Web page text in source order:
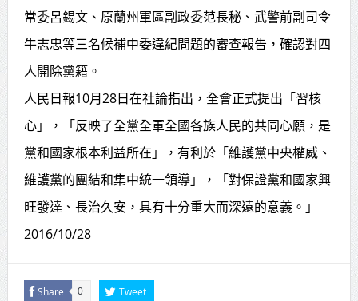
常委呂錫文、原蘭州軍區副政委范長秘、武警前副司令
牛志忠等三名候補中委違紀問題的審查報告，確認對四
人開除黨籍。
人民日報10月28日在社論指出，全會正式提出「習核
心」，「反映了全黨全軍全國各族人民的共同心願，是
黨和國家根本利益所在」，有利於「維護黨中央權威、
維護黨的團結和集中統一領導」，「對保證黨和國家興
旺發達、長治久安，具有十分重大而深遠的意義。」
2016/10/28
Share 0 Tweet